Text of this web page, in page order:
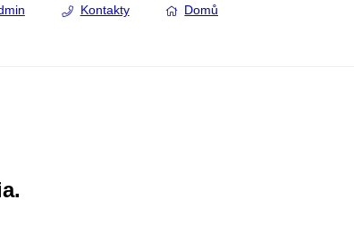
MU (od 19:30 hod.
vědeckých
Kontakty Domů